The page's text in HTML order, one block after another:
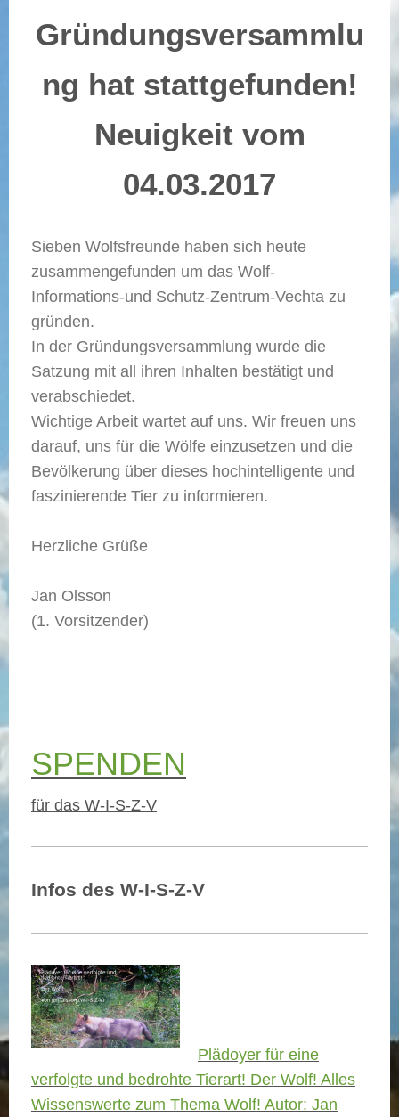
Gründungsversammlu
ng hat stattgefunden!
Neuigkeit vom
04.03.2017
Sieben Wolfsfreunde haben sich heute
zusammengefunden um das Wolf-
Informations-und Schutz-Zentrum-Vechta zu
gründen.
In der Gründungsversammlung wurde die
Satzung mit all ihren Inhalten bestätigt und
verabschiedet.
Wichtige Arbeit wartet auf uns. Wir freuen uns
darauf, uns für die Wölfe einzusetzen und die
Bevölkerung über dieses hochintelligente und
faszinierende Tier zu informieren.
Herzliche Grüße
Jan Olsson
(1. Vorsitzender)
SPENDEN
für das W-I-S-Z-V
Infos des W-I-S-Z-V
Plädoyer für eine
verfolgte und bedrohte Tierart! Der Wolf! Alles
Wissenswerte zum Thema Wolf! Autor: Jan